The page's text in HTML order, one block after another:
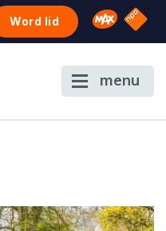
Word lid Omroep
NPO
menu